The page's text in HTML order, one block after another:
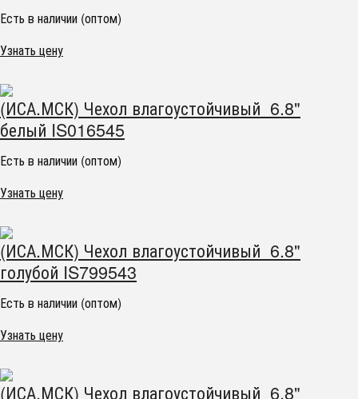
Есть в наличии (оптом)
Узнать цену
(ИСА.МСК) Чехол влагоустойчивый 6.8"
белый IS016545
Есть в наличии (оптом)
Узнать цену
(ИСА.МСК) Чехол влагоустойчивый 6.8"
голубой IS799543
Есть в наличии (оптом)
Узнать цену
(ИСА.МСК) Чехол влагоустойчивый 6.8"